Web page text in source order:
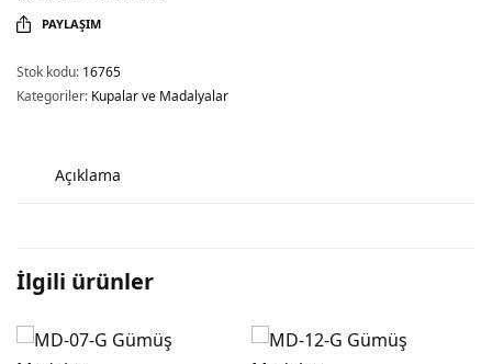
PAYLAŞIM
Stok kodu: 16765
Kategoriler: Kupalar ve Madalyalar
Açıklama
İlgili ürünler